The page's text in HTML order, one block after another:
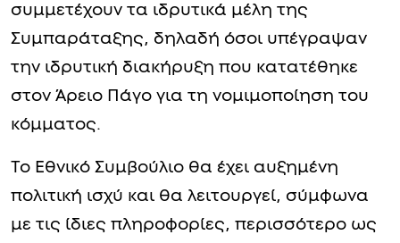
συμμετέχουν τα ιδρυτικά μέλη της
Συμπαράταξης, δηλαδή όσοι υπέγραψαν
την ιδρυτική διακήρυξη που κατατέθηκε
στον Άρειο Πάγο για τη νομιμοποίηση του
κόμματος.
Το Εθνικό Συμβούλιο θα έχει αυξημένη
πολιτική ισχύ και θα λειτουργεί, σύμφωνα
με τις ίδιες πληροφορίες, περισσότερο ως